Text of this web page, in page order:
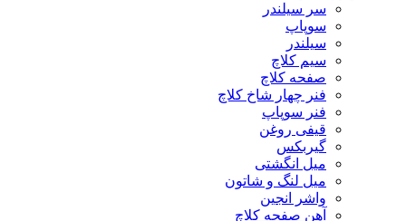
سر سیلندر
سوپاپ
سیلندر
سیم کلاچ
صفحه کلاچ
فنر چهار شاخ کلاچ
فنر سوپاپ
قیفی روغن
گیربکس
میل انگشتی
میل لنگ و شاتون
واشر انجین
آهن صفحه کلاچ